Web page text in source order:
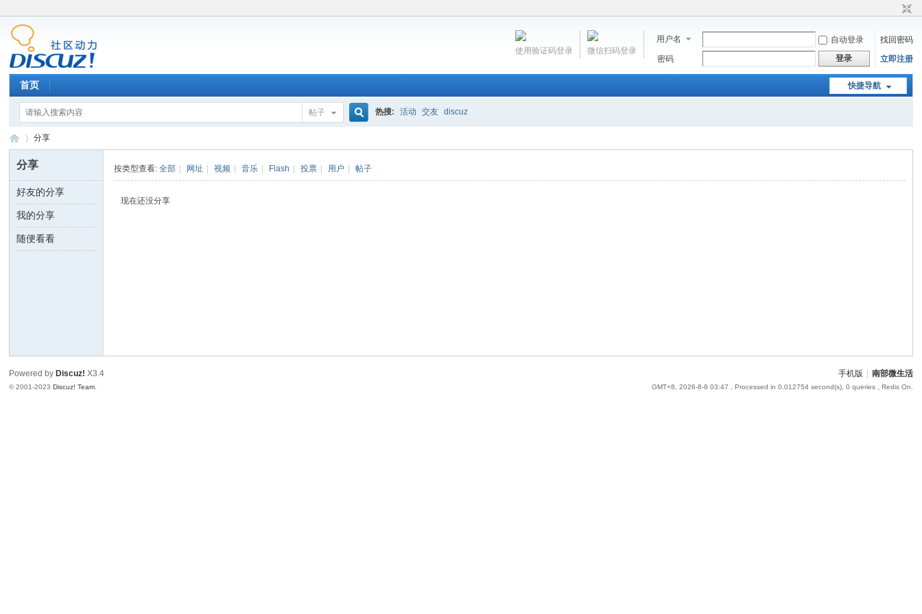
用户名 自动登录
找回密码
密码
登录 立即注册
微信扫码登录
使用验证码登录
快捷导航
首页
帖子 热搜: 活动 交友 discuz
南 ›
分享
分享
好友的分享
我的分享
随便看看
按类型查看:全部 网址 视频 音乐 Flash 投票 用户 帖子
现在还没分享
手机版 南部微生活
GMT+8, 2026-8-8 03:47 , Processed in 0.012754 second(s), 0 queries , Redis On.
Powered by Discuz! X3.4
© 2001-2023Discuz! Team